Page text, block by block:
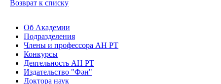
Возврат к списку
Об Академии
Подразделения
Члены и профессора АН РТ
Конкурсы
Деятельность АН РТ
Издательство "Фән"
Доктора наук